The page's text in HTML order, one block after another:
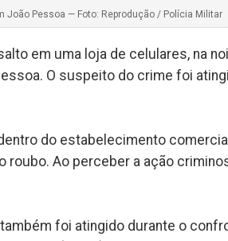
João Pessoa — Foto: Reprodução / Polícia Militar
em uma loja de celulares, na
O suspeito do crime foi
do estabelecimento
roubo. Ao perceber a ação
foi atingido durante o